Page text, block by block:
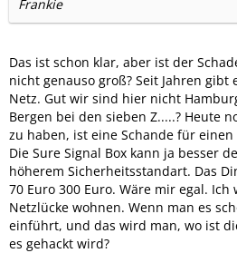
Frankie
Das ist schon klar, aber ist der
nicht genauso groß? Seit Jahren gibt
Netz. Gut wir sind hier nicht
Bergen bei den sieben Z.....? Heute
zu haben, ist eine Schande für
Die Sure Signal Box kann ja besser
höherem Sicherheitsstandart. Das
70 Euro 300 Euro. Wäre mir egal.
Netzlücke wohnen. Wenn man es
einführt, und das wird man, wo ist
es gehackt wird?